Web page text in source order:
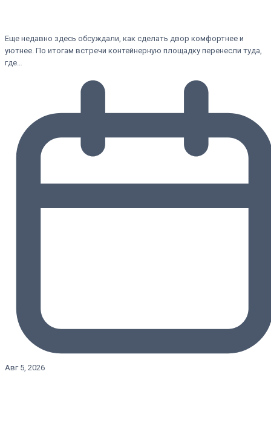
Еще недавно здесь обсуждали, как сделать двор комфортнее и
уютнее. По итогам встречи контейнерную площадку перенесли туда,
где…
Авг 5, 2026